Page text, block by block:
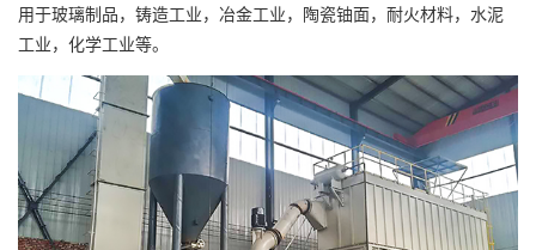
用于玻璃制品，铸造工业，冶金工业，陶瓷铀面，耐火材料，水泥
工业，化学工业等。